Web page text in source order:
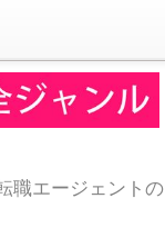
職エージェントの